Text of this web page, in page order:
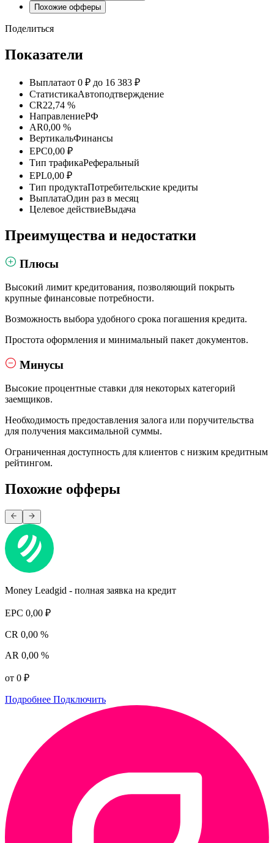
Похожие офферы
Поделиться
Показатели
Выплатаот 0 ₽ до 16 383 ₽
СтатистикаАвтоподтверждение
CR22,74 %
НаправлениеРФ
AR0,00 %
ВертикальФинансы
EPC0,00 ₽
Тип трафикаРеферальный
EPL0,00 ₽
Тип продуктаПотребительские кредиты
ВыплатаОдин раз в месяц
Целевое действиеВыдача
Преимущества и недостатки
Плюсы
Высокий лимит кредитования, позволяющий покрыть
крупные финансовые потребности.
Возможность выбора удобного срока погашения кредита.
Простота оформления и минимальный пакет документов.
Минусы
Высокие процентные ставки для некоторых категорий
заемщиков.
Необходимость предоставления залога или поручительства
для получения максимальной суммы.
Ограниченная доступность для клиентов с низким кредитным
рейтингом.
Похожие офферы
Money Leadgid - полная заявка на кредит
EPC 0,00 ₽
CR 0,00 %
AR 0,00 %
от 0 ₽
Подробнее Подключить